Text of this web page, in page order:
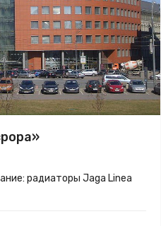
радиаторы Jaga Linea